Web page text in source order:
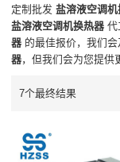
定制批发盐溶液空调
盐溶液空调机换热器 代
器 的最佳报价，我们
器，但我们会为您提供
7个最终结果